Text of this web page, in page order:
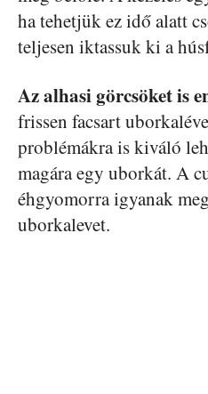
ha tehetjük ez idő alatt
teljesen iktassuk ki a
Az alhasi görcsöket is
frissen facsart
problémákra is kiváló
magára egy uborkát. A
éhgyomorra igyanak
uborkalevet.